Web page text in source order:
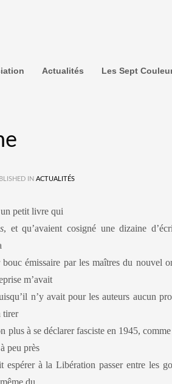
Actualités Les Sept
IN ACTUALITÉS
petit livre qui
, et qu’avaient cosigné une dizaine
émissaire par les maîtres du nouvel
m’avait
n’y avait pour les auteurs aucun
tirer
plus à se déclarer fasciste en 1945,
peu près
espérer à la Libération passer entre les
du